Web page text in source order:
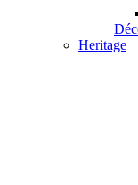
Heritage